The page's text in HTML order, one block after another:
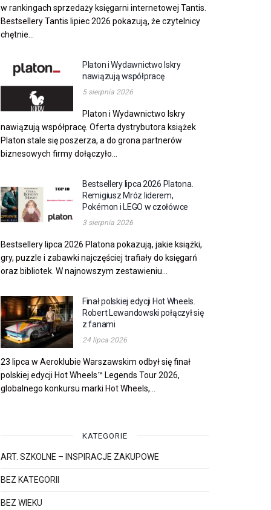
w rankingach sprzedaży księgarni internetowej Tantis.
Bestsellery Tantis lipiec 2026 pokazują, że czytelnicy
chętnie...
Platon i Wydawnictwo Iskry
nawiązują współpracę
5 sierpnia 2026
Platon i Wydawnictwo Iskry
nawiązują współpracę. Oferta dystrybutora książek
Platon stale się poszerza, a do grona partnerów
biznesowych firmy dołączyło...
Bestsellery lipca 2026 Platona.
Remigiusz Mróz liderem,
Pokémon i LEGO w czołówce
3 sierpnia 2026
Bestsellery lipca 2026 Platona pokazują, jakie książki,
gry, puzzle i zabawki najczęściej trafiały do księgarń
oraz bibliotek. W najnowszym zestawieniu...
Finał polskiej edycji Hot Wheels.
Robert Lewandowski połączył się
z fanami
24 lipca 2026
23 lipca w Aeroklubie Warszawskim odbył się finał
polskiej edycji Hot Wheels™ Legends Tour 2026,
globalnego konkursu marki Hot Wheels,...
KATEGORIE
ART. SZKOLNE – INSPIRACJE ZAKUPOWE
BEZ KATEGORII
BEZ WIEKU